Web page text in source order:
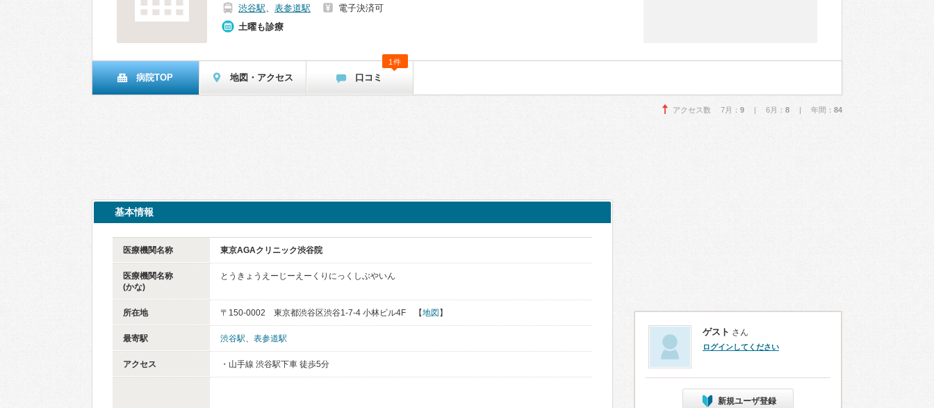
渋谷駅、 表参道駅
電子決済可
土曜も診療
病院TOP 地図・アクセス 口コミ
1件
アクセス数 7月： 9 | 6月： 8 | 年間： 84
基本情報
医療機関名称 東京AGAクリニック渋谷院
医療機関名称
(かな)
とうきょうえーじーえーくりにっくしぶやいん
所在地 〒150-0002 東京都渋谷区渋谷1-7-4 小林ビル4F 【地図 】
最寄駅 渋谷駅、 表参道駅
アクセス ・山手線 渋谷駅下車 徒歩5分
ゲスト さん
ログインしてください
新規ユーザ登録